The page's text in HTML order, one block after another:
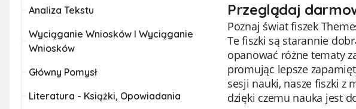
Analiza Tekstu
Wyciąganie Wniosków I Wyciąganie
Wniosków
Główny Pomysł
Literatura - Książki, Opowiadania
Przeglądaj
Poznaj świat fiszek
Te fiszki są starannie
opanować różne tematy
promując lepsze
sesji nauki, nasze fiszki z
dzięki czemu nauka jest